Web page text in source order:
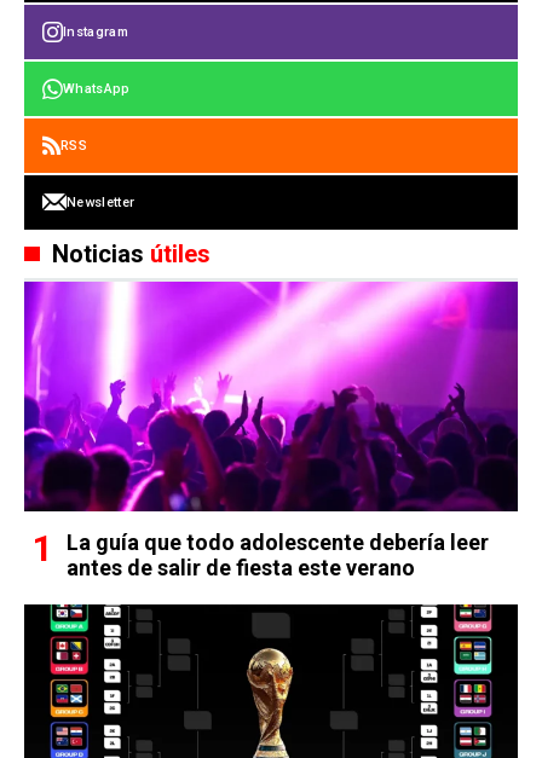
Instagram
WhatsApp
RSS
Newsletter
Noticias útiles
La guía que todo adolescente debería leer
antes de salir de fiesta este verano